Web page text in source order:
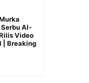
Al-
Video
| Breaking